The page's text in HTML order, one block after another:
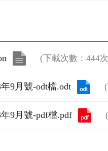
(下載次數：444
9月號-odt檔.odt
9月號-pdf檔.pdf